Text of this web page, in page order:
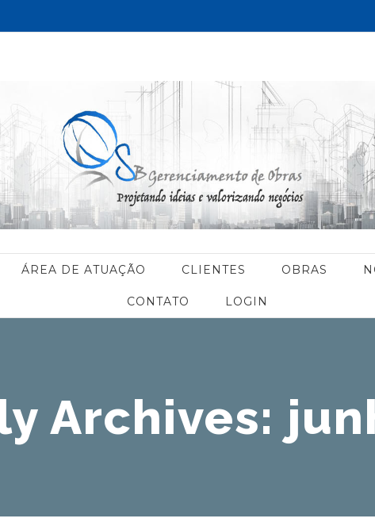
ÁREA DE ATUAÇÃO CLIENTES OBRAS
CONTATO LOGIN
Archives: